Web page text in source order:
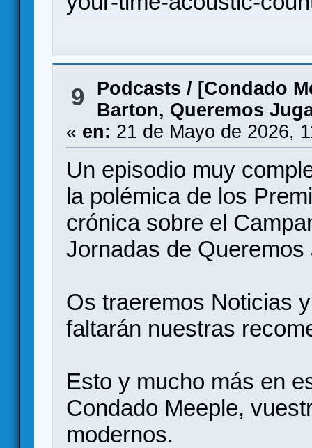
9 Podcasts / [Condado
Barton, Queremos
« en: 21 de Mayo de 2026,
Un episodio muy
la polémica de los
crónica sobre el
Jornadas de Queremos
Os traeremos Noticias
faltarán nuestras
Esto y mucho más en
Condado Meeple,
modernos.